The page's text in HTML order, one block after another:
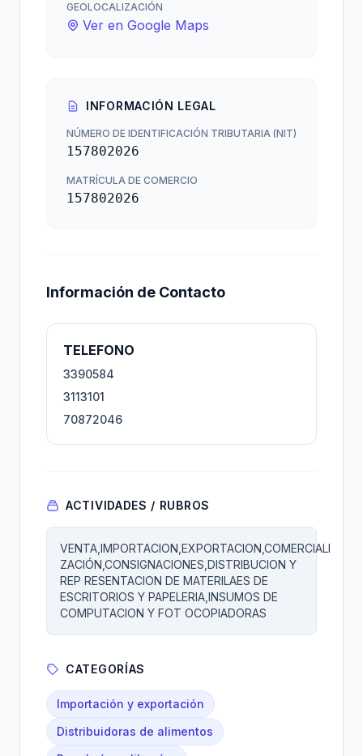
GEOLOCALIZACIÓN
Ver en Google Maps
INFORMACIÓN LEGAL
NÚMERO DE IDENTIFICACIÓN TRIBUTARIA (NIT)
157802026
MATRÍCULA DE COMERCIO
157802026
Información de Contacto
TELEFONO
3390584
3113101
70872046
ACTIVIDADES / RUBROS
VENTA,IMPORTACION,EXPORTACION,COMERCIALI
ZACIÓN,CONSIGNACIONES,DISTRIBUCION Y
REP RESENTACION DE MATERILAES DE
ESCRITORIOS Y PAPELERIA,INSUMOS DE
COMPUTACION Y FOT OCOPIADORAS
CATEGORÍAS
Importación y exportación
Distribuidoras de alimentos